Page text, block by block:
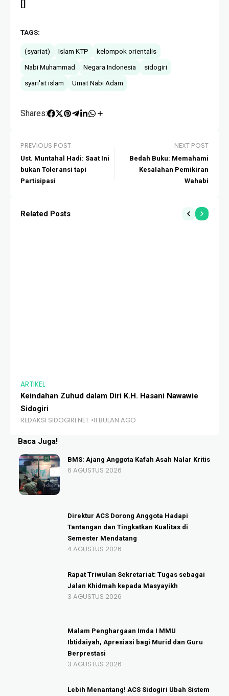
[]
TAGS:
(syariat) Islam KTP
kelompok orientalis
Nabi Muhammad
Negara Indonesia
sidogiri
syari'at islam
Umat Nabi Adam
Shares:
PREVIOUS POST
Ust. Muntahal Hadi: Saat Ini
bukan Toleransi tapi
Partisipasi
NEXT POST
Bedah Buku: Memahami
Kesalahan Pemikiran
Wahabi
Related Posts
ARTIKEL
Keindahan Zuhud dalam Diri K.H. Hasani Nawawie
Sidogiri
REDAKSI SIDOGIRI.NET 11 BULAN AGO
Baca Juga!
BMS: Ajang Anggota Kafah Asah Nalar Kritis
6 AGUSTUS 2026
Direktur ACS Dorong Anggota Hadapi
Tantangan dan Tingkatkan Kualitas di
Semester Mendatang
4 AGUSTUS 2026
Rapat Triwulan Sekretariat: Tugas sebagai
Jalan Khidmah kepada Masyayikh
3 AGUSTUS 2026
Malam Penghargaan Imda I MMU
Ibtidaiyah, Apresiasi bagi Murid dan Guru
Berprestasi
3 AGUSTUS 2026
Lebih Menantang! ACS Sidogiri Ubah Sistem